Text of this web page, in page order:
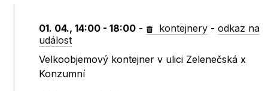
01. 04., 14:00 - 18:00 - kontejnery -odkaz na
událost
Velkoobjemový kontejner v ulici Zelenečská x
Konzumní